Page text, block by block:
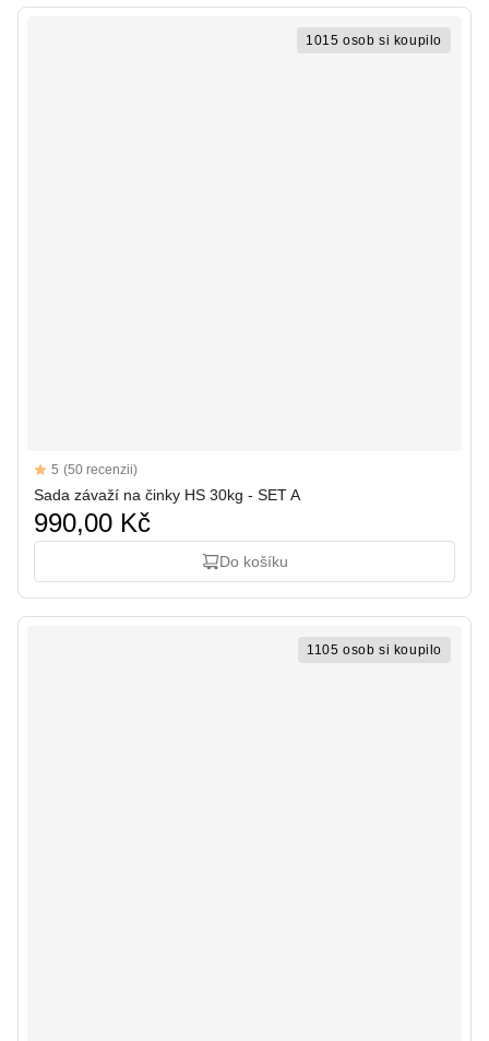
1015 osob si koupilo
Reviews
5 out of 5 stars
5 (50 recenzii)
Sada závaží na činky HS 30kg - SET A
990,00 Kč
Do košíku
1105 osob si koupilo